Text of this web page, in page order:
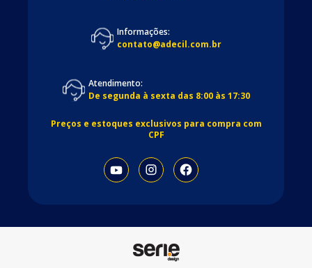
Informações:
contato@adecil.com.br
Atendimento:
De segunda à sexta das 8:00 às 17:30
Preços e estoques exclusivos para compra com
CPF